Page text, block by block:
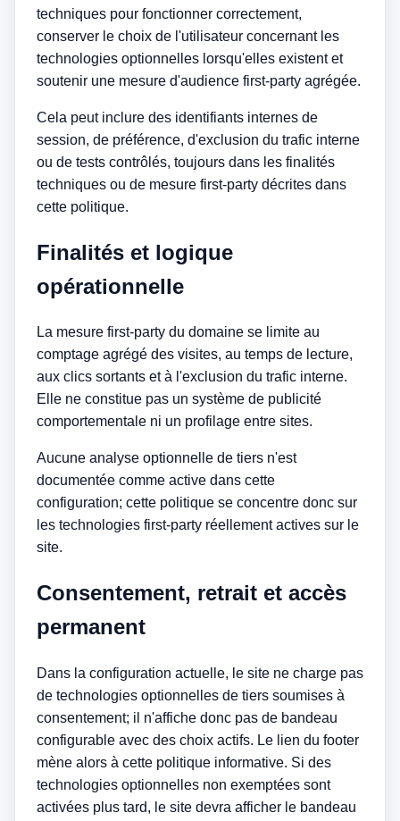
techniques pour fonctionner correctement,
conserver le choix de l'utilisateur concernant les
technologies optionnelles lorsqu'elles existent et
soutenir une mesure d'audience first-party agrégée.
Cela peut inclure des identifiants internes de
session, de préférence, d'exclusion du trafic interne
ou de tests contrôlés, toujours dans les finalités
techniques ou de mesure first-party décrites dans
cette politique.
Finalités et logique
opérationnelle
La mesure first-party du domaine se limite au
comptage agrégé des visites, au temps de lecture,
aux clics sortants et à l'exclusion du trafic interne.
Elle ne constitue pas un système de publicité
comportementale ni un profilage entre sites.
Aucune analyse optionnelle de tiers n'est
documentée comme active dans cette
configuration; cette politique se concentre donc sur
les technologies first-party réellement actives sur le
site.
Consentement, retrait et accès
permanent
Dans la configuration actuelle, le site ne charge pas
de technologies optionnelles de tiers soumises à
consentement; il n'affiche donc pas de bandeau
configurable avec des choix actifs. Le lien du footer
mène alors à cette politique informative. Si des
technologies optionnelles non exemptées sont
activées plus tard, le site devra afficher le bandeau